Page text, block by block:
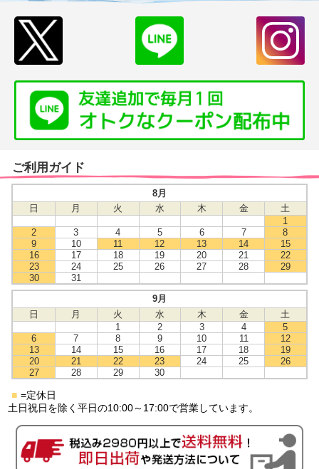
ご利用ガイド
8月
日
月 火 水 木 金
土
1
2
3 4 5 6 7
8
9
10 11 12 13 14
15
16
17 18 19 20 21
22
23
24 25 26 27 28
29
30
31
9月
日
月 火 水 木 金
土
1
2 3 4
5
6
7 8 9 10 11
12
13
14 15 16 17 18
19
20
21 22 23 24 25
26
27
28 29 30
■ =定休日
土日祝日を除く平日の10:00～17:00で営業しています。